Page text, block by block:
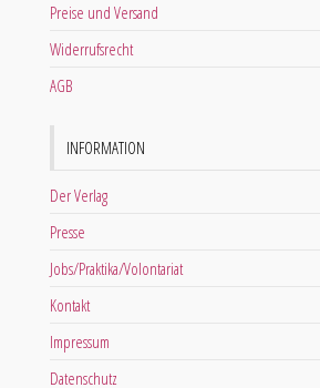
Preise und Versand
Widerrufsrecht
AGB
INFORMATION
Der Verlag
Presse
Jobs/Praktika/Volontariat
Kontakt
Impressum
Datenschutz